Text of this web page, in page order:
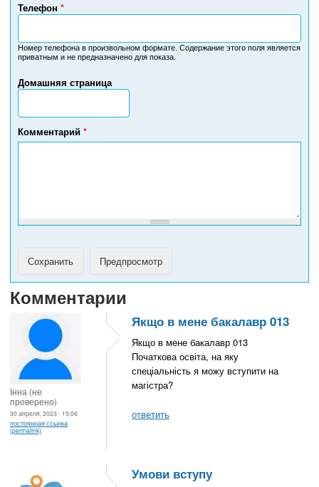
Домашняя страница
Телефон *
Н
м
е
т
л
е
ф
Номер телефона в произвольном формате. Содержание этого поля является
приватным и не предназначено для показа.
Комментарий *
Комментарии
Інна (не
проверено)
30 апреля, 2023 - 15:06
постоянная ссылка
(permalink)
Якщо в мене бакалавр 013
Якщо в мене бакалавр 013
Початкова освіта, на яку
спеціальність я можу вступити на
магістра?
ответить
Умови вступу